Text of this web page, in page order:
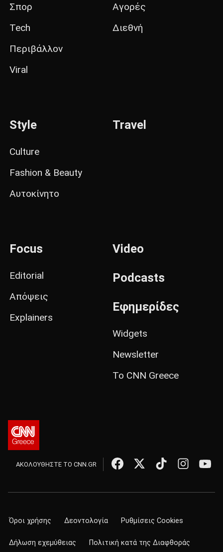
Σπορ
Tech
Περιβάλλον
Viral
Αγορές
Διεθνή
Style
Culture
Fashion & Beauty
Αυτοκίνητο
Travel
Focus
Editorial
Απόψεις
Explainers
Video
Podcasts
Εφημερίδες
Widgets
Newsletter
Το CNN Greece
ΑΚΟΛΟΥΘΗΣΤΕ ΤΟ CNN.GR
Όροι χρήσης Δεοντολογία Ρυθμίσεις Cookies
Δήλωση εχεμύθειας Πολιτική κατά της Διαφθοράς